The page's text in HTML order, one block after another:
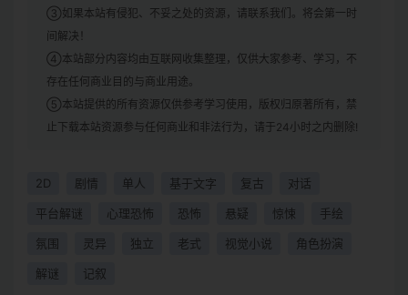
③如果本站有侵犯、不妥之处的资源，请联系我们。将会第一时
间解决！
④本站部分内容均由互联网收集整理，仅供大家参考、学习，不
存在任何商业目的与商业用途。
⑤本站提供的所有资源仅供参考学习使用，版权归原著所有，禁
止下载本站资源参与任何商业和非法行为，请于24小时之内删除!
2D 剧情 单人 基于文字 复古 对话
平台解谜 心理恐怖 恐怖 悬疑 惊悚 手绘
氛围 灵异 独立 老式 视觉小说 角色扮演
解谜 记叙